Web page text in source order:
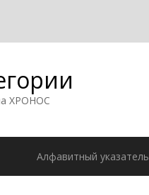
ХРОНОС
Алфавитный указатель